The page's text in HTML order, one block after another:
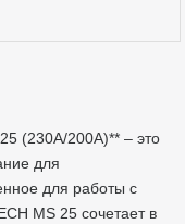
(230A/200А)** – это
для
для работы с
MS 25 сочетает в